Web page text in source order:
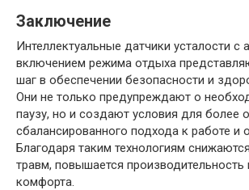
Заключение
Интеллектуальные датчики усталости с
включением режима отдыха
шаг в обеспечении безопасности и
Они не только предупреждают о
паузу, но и создают условия для более
сбалансированного подхода к работе и
Благодаря таким технологиям
травм, повышается
комфорта.